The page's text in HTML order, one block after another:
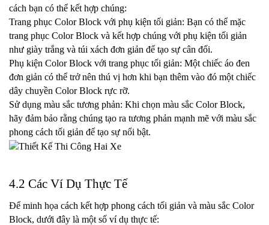
cách bạn có thể kết hợp chúng:
Trang phục Color Block với phụ kiện tối giản: Bạn có thể mặc
trang phục Color Block và kết hợp chúng với phụ kiện tối giản
như giày trắng và túi xách đơn giản để tạo sự cân đối.
Phụ kiện Color Block với trang phục tối giản: Một chiếc áo đen
đơn giản có thể trở nên thú vị hơn khi bạn thêm vào đó một chiếc
dây chuyền Color Block rực rỡ.
Sử dụng màu sắc tương phản: Khi chọn màu sắc Color Block,
hãy đảm bảo rằng chúng tạo ra tương phản mạnh mẽ với màu sắc
phong cách tối giản để tạo sự nổi bật.
4.2 Các Ví Dụ Thực Tế
Để minh họa cách kết hợp phong cách tối giản và màu sắc Color
Block, dưới đây là một số ví dụ thực tế: